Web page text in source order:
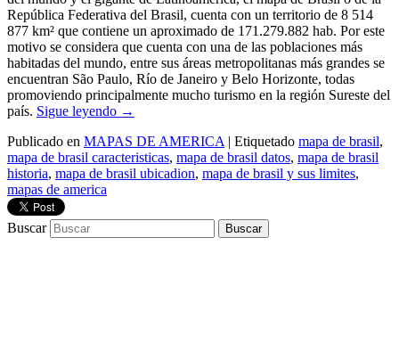
República Federativa del Brasil, cuenta con un territorio de 8 514
877 km² que contiene un aproximado de 171.279.882 hab. Por este
motivo se considera que cuenta con una de las poblaciones más
habitadas del mundo, entre sus áreas metropolitanas más grandes se
encuentran São Paulo, Río de Janeiro y Belo Horizonte, todas
promoviendo principalmente mucho turismo en la región Sureste del
país. Sigue leyendo →
Publicado en MAPAS DE AMERICA | Etiquetado mapa de brasil,
mapa de brasil caracteristicas, mapa de brasil datos, mapa de brasil
historia, mapa de brasil ubicadion, mapa de brasil y sus limites,
mapas de america
Buscar